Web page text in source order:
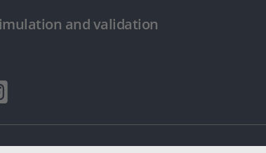
and validation